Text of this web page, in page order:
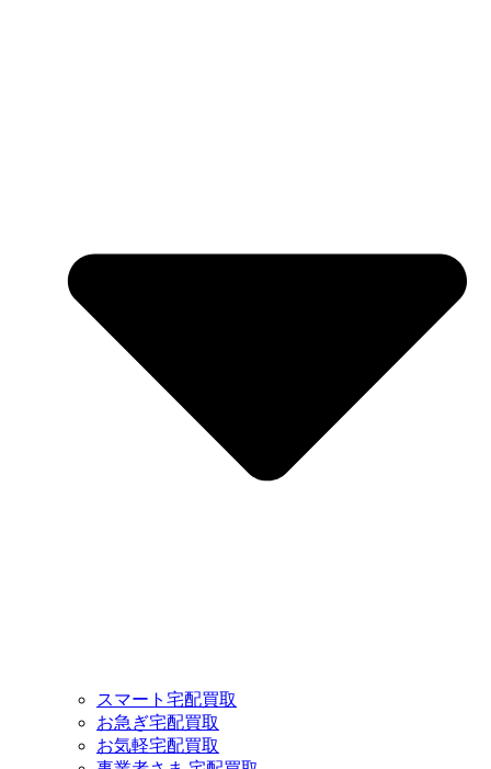
スマート宅配買取
お急ぎ宅配買取
お気軽宅配買取